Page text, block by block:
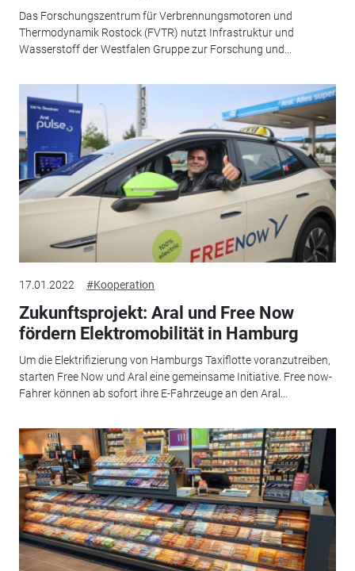
Das Forschungszentrum für Verbrennungsmotoren und
Thermodynamik Rostock (FVTR) nutzt Infrastruktur und
Wasserstoff der Westfalen Gruppe zur Forschung und...
17.01.2022 #Kooperation
Zukunftsprojekt: Aral und Free Now
fördern Elektromobilität in Hamburg
Um die Elektrifizierung von Hamburgs Taxiflotte voranzutreiben,
starten Free Now und Aral eine gemeinsame Initiative. Free now-
Fahrer können ab sofort ihre E-Fahrzeuge an den Aral...